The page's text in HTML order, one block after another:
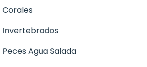
Corales
Corales Blandos
LPS
Invertebrados
Anemonas
Peces Agua Salada